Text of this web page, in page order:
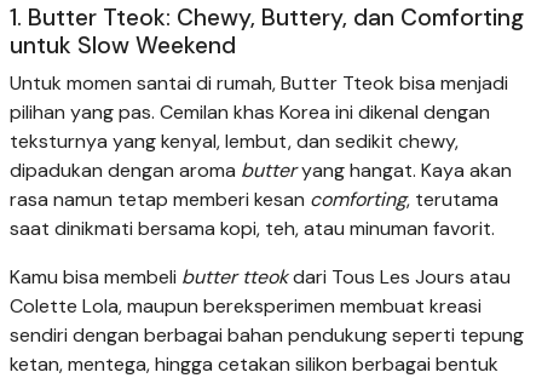
1. Butter Tteok: Chewy, Buttery, dan Comforting
untuk Slow Weekend
Untuk momen santai di rumah, Butter Tteok bisa menjadi
pilihan yang pas. Cemilan khas Korea ini dikenal dengan
teksturnya yang kenyal, lembut, dan sedikit chewy,
dipadukan dengan aroma butteryang hangat. Kaya akan
rasa namun tetap memberi kesan comforting, terutama
saat dinikmati bersama kopi, teh, atau minuman favorit.
Kamu bisa membeli butter tteokdari Tous Les Jours atau
Colette Lola, maupun bereksperimen membuat kreasi
sendiri dengan berbagai bahan pendukung seperti tepung
ketan, mentega, hingga cetakan silikon berbagai bentuk